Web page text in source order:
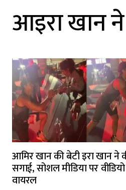
आइरा खान
आमिर खान की बेटी इरा खान ने
सगाई, सोशल मीडिया पर वीडियो
वायरल